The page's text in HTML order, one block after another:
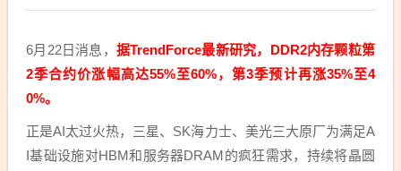
6月22日消息， 据TrendForce最新研究，DDR2内存颗粒第
2季合约价涨幅高达55%至60%，第3季预计再涨35%至4
0%。
正是AI太过火热，三星、SK海力士、美光三大原厂为满足A
I基础设施对HBM和服务器DRAM的疯狂需求，持续将晶圆